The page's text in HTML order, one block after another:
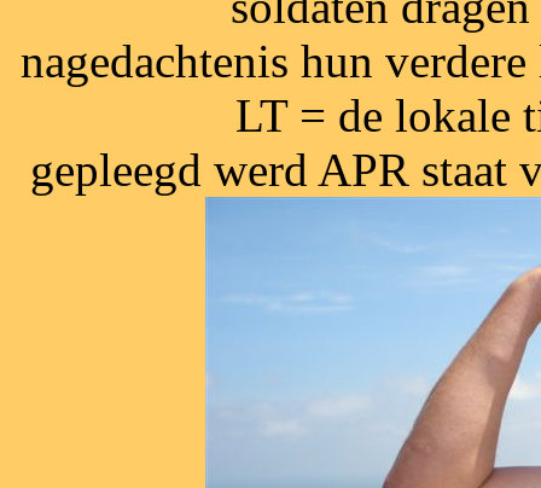
nagedachtenis hun
LT = de lokale
gepleegd werd APR